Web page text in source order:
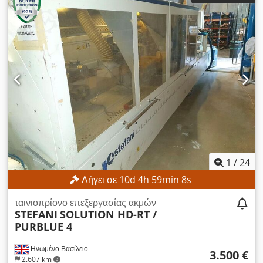
ύψος πλάκας:45 χιλ., ΤΕΧΝΙΚΕΣ ΛΕΠΤΟΜΕΡΕΙΕΣ Το
μηχάνημα αποτελείται από 8 μονάδες επεξεργασίας, οι οποίες
είναι οι εξής: 1. Μονάδα: Προκαταρκτική μονάδα φρεζαρίσματος
– Διαθέσιμα εργαλεία 2. Μονάδα: Μονάδα κόλλησης
Dkedpfozrmtfjx Ah Tjr 3. Μονάδα: Κύλινδροι συμπίεσης –
Διαθέσιμα εργαλεία 4. Μονάδα: Μονάδα κοπής άκρων –
Διαθέσιμα εργαλεία 5. Μονάδα: Μονάδα χονδρικής
φρεζαρίσματος – Διαθέσιμα εργαλεία 6. Μονάδα: Μονάδα
στρογγυλοποίησης γωνιών – Διαθέσιμα εργαλεία 7. Μονάδα:
Μονάδα δημιουργίας ακτίνων – Διαθέσιμα εργαλεία 8. Μονάδα:
Μονάδα βουρτσών – Διαθέσιμα εργαλεία Ελάχιστο πάχος
πλάκας: 6 mm Μέγιστο πάχος πλάκας: 45 mm Ελάχιστο
πλάτος πλάκας: 60 mm Ελάχιστο μήκος πλάκας: 180 mm
Ρύθμιση τροφοδοσίας: Μεταβλητή Σύστημα κόλλησης: Δοχείο
κόλλας Τάση: 400 V Κατανάλωση ρεύματος: 53,31 A Ασφάλεια:
63 A Διαστάσεις και βάρος Διαστάσεις (Μ x Π x Υ): 5.900 x
1.350 x 2.550 mm Βάρος μεταφοράς: 3.000 kg Σημείωση: Οι
λεπίδες έλξης στο πάνω και κάτω μέρος δεν είναι λειτουργικές
αυτήν τη στιγμή.
1 /24
Λήγει σε 10d 4h 59min 6s
Ηνωμένο Βασίλειο
2.607 km
ταινιοπρίονο επεξεργασίας ακμών
STEFANI SOLUTION HD-RT /
PURBLUE 4
3.500 €